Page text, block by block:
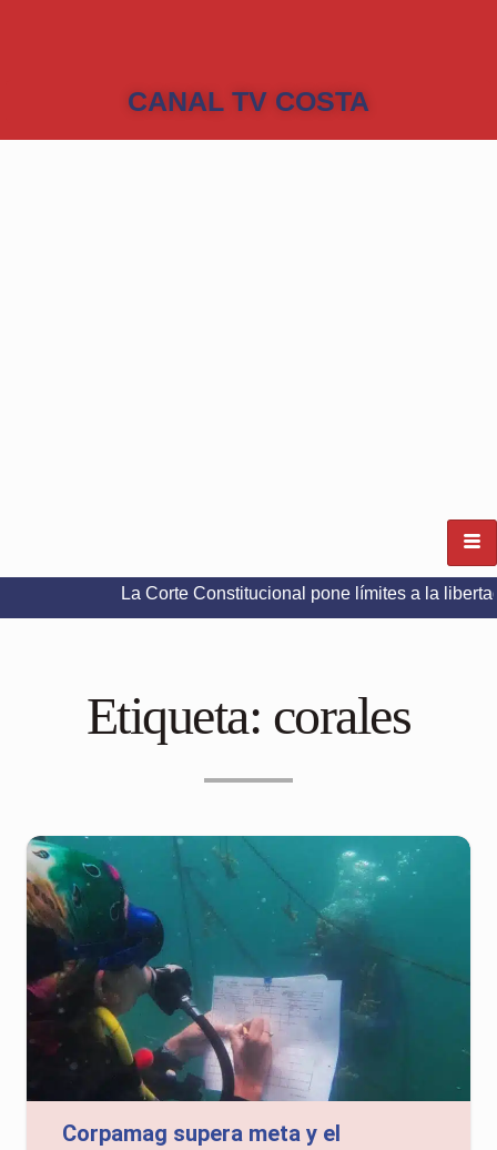
CANAL TV COSTA
La Corte Constitucional pone límites a la libertad de
Etiqueta: corales
Corpamag supera meta y el